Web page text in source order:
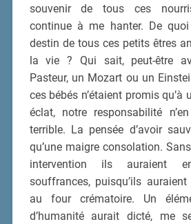
souvenir de tous ces
continue à me hanter. De
destin de tous ces petits êtres
la vie ? Qui sait, peut-être
Pasteur, un Mozart ou un
ces bébés n’étaient promis qu’à
éclat, notre responsabilité
terrible. La pensée d’avoir
qu’une maigre consolation.
intervention ils auraient
souffrances, puisqu’ils
au four crématoire. Un
d’humanité aurait dicté, me